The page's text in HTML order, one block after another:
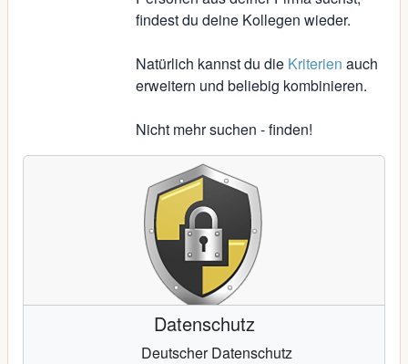
findest du deine Kollegen wieder.
Natürlich kannst du die Kriterien auch
erweitern und beliebig kombinieren.
Nicht mehr suchen - finden!
Datenschutz
Deutscher Datenschutz